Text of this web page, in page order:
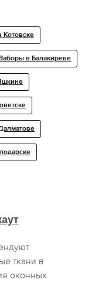
Котовске
в Балакиреве
ткани в
оконных